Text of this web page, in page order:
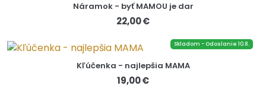
Náramok - byť MAMOU je dar
22,00 €
Skladom - Odoslanie 10.8.
Kľúčenka - najlepšia MAMA
19,00 €